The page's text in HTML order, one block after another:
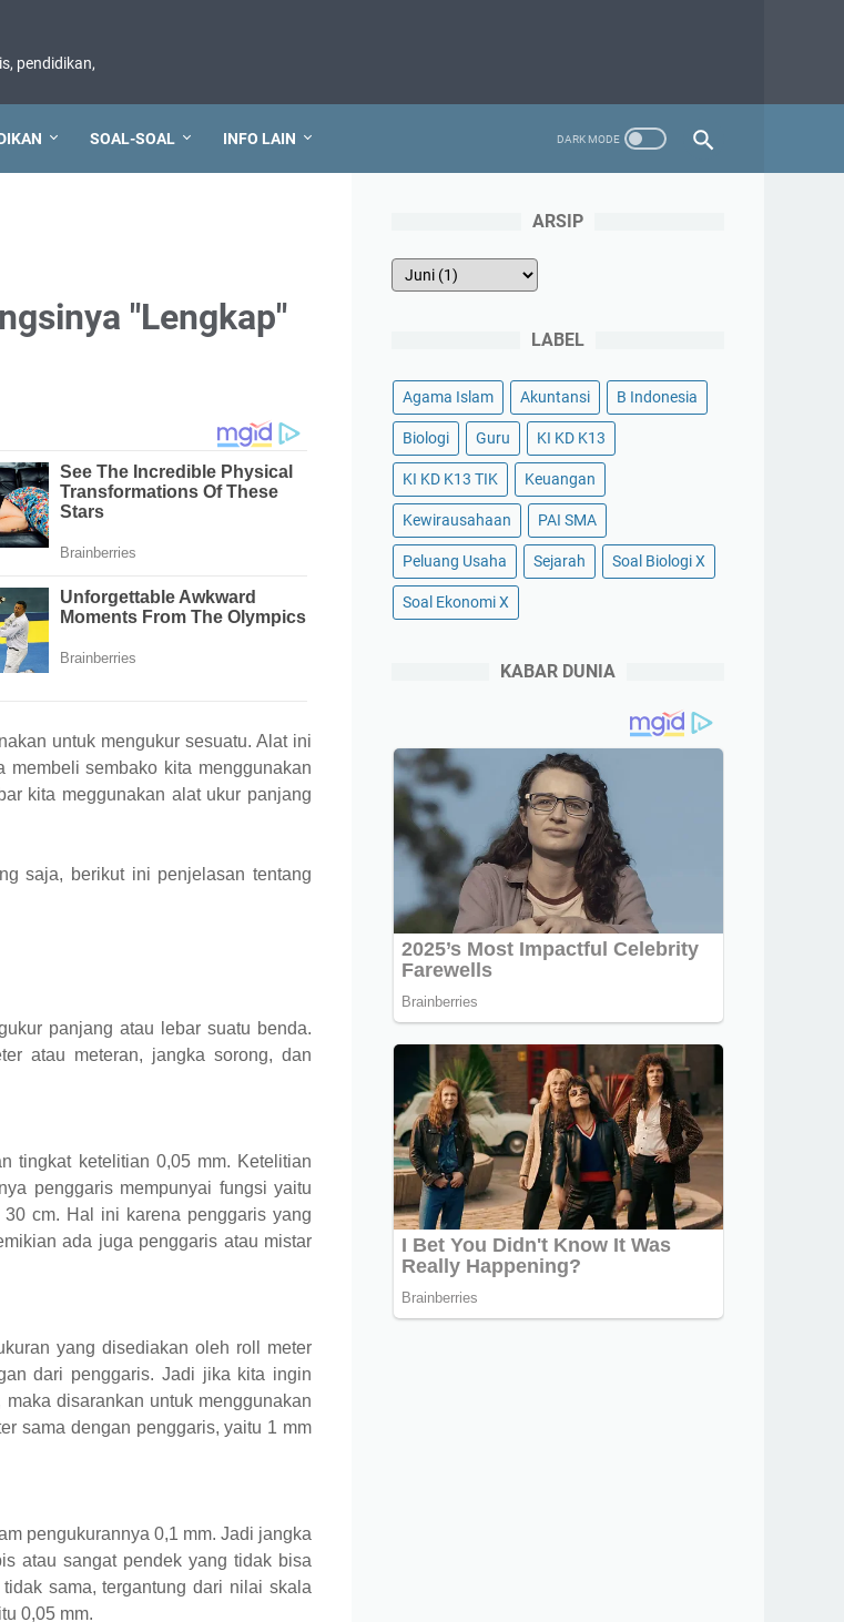
pendidikan,
SOAL-SOAL INFO LAIN
"Lengkap"
untuk mengukur sesuatu. Alat ini
sembako kita menggunakan
kita meggunakan alat ukur panjang
saja, berikut ini penjelasan tentang
panjang atau lebar suatu benda.
atau meteran, jangka sorong, dan
tingkat ketelitian 0,05 mm. Ketelitian
penggaris mempunyai fungsi yaitu
cm. Hal ini karena penggaris yang
ada juga penggaris atau mistar
yang disediakan oleh roll meter
dari penggaris. Jadi jika kita ingin
disarankan untuk menggunakan
sama dengan penggaris, yaitu 1 mm
pengukurannya 0,1 mm. Jadi jangka
atau sangat pendek yang tidak bisa
sama, tergantung dari nilai skala
0,05 mm.
ARSIP
LABEL
Agama Islam Akuntansi B Indonesia
Biologi Guru KI KD K13
KI KD K13 TIK Keuangan
Kewirausahaan PAI SMA
Peluang Usaha Sejarah Soal Biologi X
Soal Ekonomi X
KABAR DUNIA